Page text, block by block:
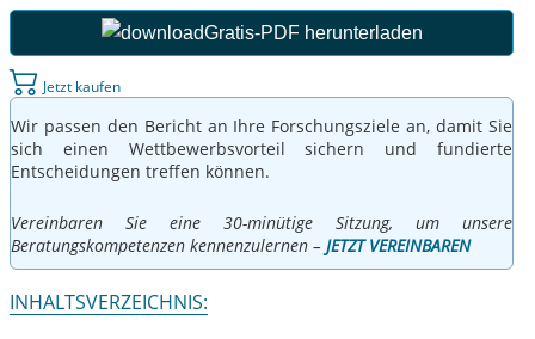
Gratis-PDF herunterladen
Jetzt kaufen
Wir passen den Bericht an Ihre Forschungsziele an, damit Sie
sich einen Wettbewerbsvorteil sichern und fundierte
Entscheidungen treffen können.
Vereinbaren Sie eine 30-minütige Sitzung, um unsere
Beratungskompetenzen kennenzulernen – JETZT VEREINBAREN
INHALTSVERZEICHNIS: